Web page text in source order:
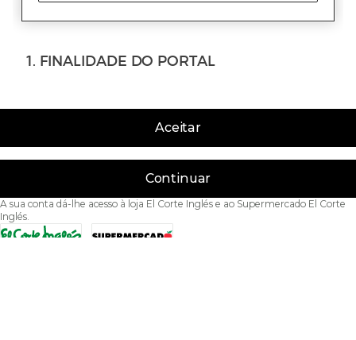
Aceitar
Continuar
A sua conta dá-lhe acesso à loja El Corte Inglés e ao Supermercado El Corte
Inglés.